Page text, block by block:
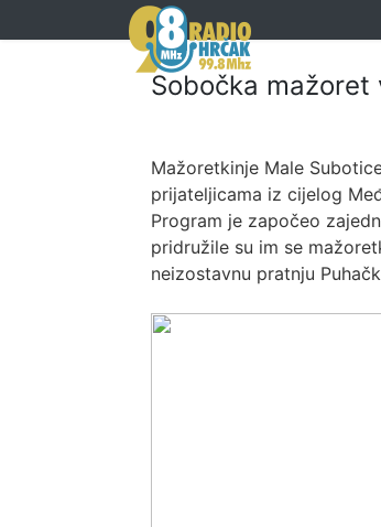
Sobočka
Mažoretkinje Male
prijateljicama iz cijelog
Program je započeo
pridružile su im se
neizostavnu pratnju